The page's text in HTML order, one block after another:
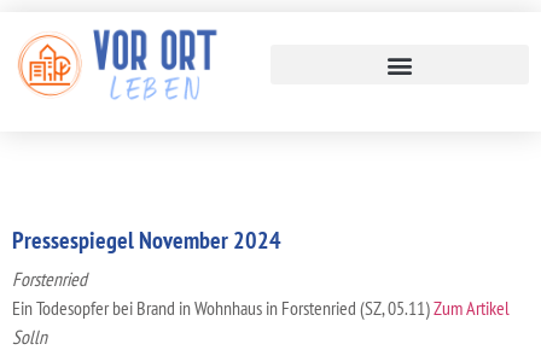
Pressespiegel November 2024
Forstenried
Ein Todesopfer bei Brand in Wohnhaus in Forstenried (SZ, 05.11)Zum Artikel
Solln